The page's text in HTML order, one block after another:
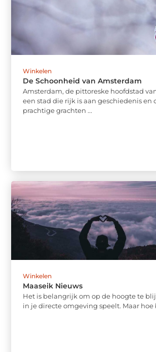
Winkelen
De Schoonheid van Amsterdam
Amsterdam, de pittoreske hoofdstad
een stad die rijk is aan geschiedenis en
prachtige grachten ...
Winkelen
Maaseik Nieuws
Het is belangrijk om op de hoogte te
in je directe omgeving speelt. Maar hoe